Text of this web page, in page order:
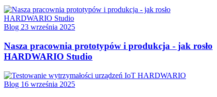
Blog 23 września 2025
Nasza pracownia prototypów i produkcja - jak rosło
HARDWARIO Studio
Blog 16 września 2025